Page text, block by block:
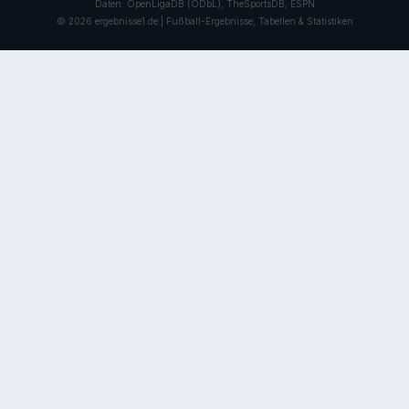
Daten: OpenLigaDB (ODbL), TheSportsDB, ESPN
© 2026 ergebnisse1.de | Fußball-Ergebnisse, Tabellen & Statistiken